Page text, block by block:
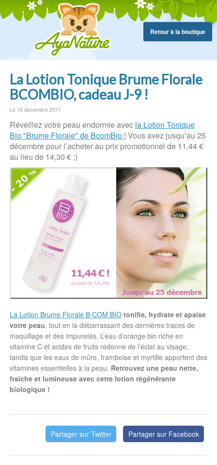
Retour à la boutique
La Lotion Tonique Brume Florale
BCOMBIO, cadeau J-9 !
Le 16 décembre 2011
Réveillez votre peau endormie avec la Lotion Tonique
Bio "Brume Florale" de BcomBio ! Vous avez jusqu’au 25
décembre pour l’acheter au prix promotionnel de 11,44 €
au lieu de 14,30 € ;)
La Lotion Brume Florale B COM BIO tonifie, hydrate et apaise
votre peau, tout en la débarrassant des dernières traces de
maquillage et des impuretés. L’eau d’orange bio riche en
vitamine C et acides de fruits redonne de l’éclat au visage,
tandis que les eaux de mûre, framboise et myrtille apportent des
vitamines essentielles à la peau. Retrouvez une peau nette,
fraîche et lumineuse avec cette lotion régénérante
biologique !
Partager sur Facebook
Partager sur Twitter